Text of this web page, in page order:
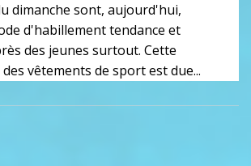
le SMIC : calcul, augmentations
sur votre salaire en 2024
de combat bénéfiques pour les
dimanche sont, aujourd'hui,
d'habillement tendance et
des jeunes surtout. Cette
vêtements de sport est due...